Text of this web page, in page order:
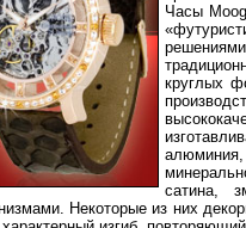
Часы
круглых
сатина,
Некоторые из них